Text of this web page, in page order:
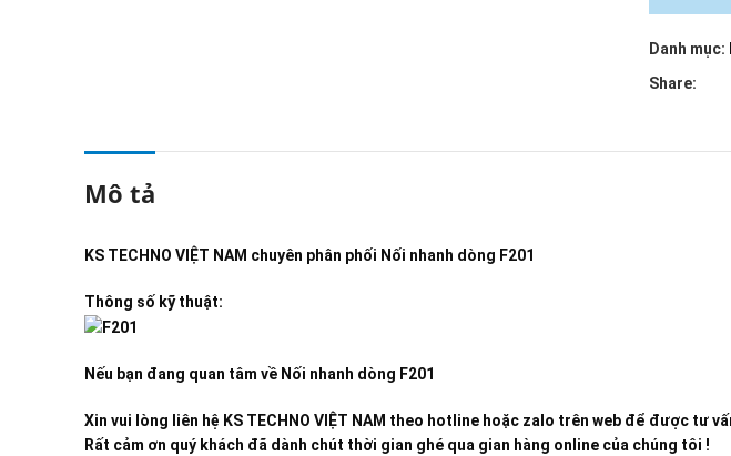
Danh mục:
Share:
Mô tả
KS TECHNO VIỆT NAM chuyên phân phối Nối nhanh dòng F201
Thông số kỹ thuật:
Nếu bạn đang quan tâm về Nối nhanh dòng F201
Xin vui lòng liên hệ KS TECHNO VIỆT NAM theo hotline hoặc zalo trên web để được tư
Rất cảm ơn quý khách đã dành chút thời gian ghé qua gian hàng online của chúng tôi !